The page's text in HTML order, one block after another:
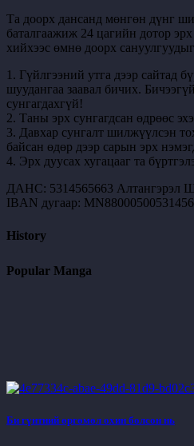
Та доорх дансанд мөнгөн дүнг
баталгаажиж 24 цагийн дотор эрх
хийхээс өмнө доорх
1. Гүйлгээний утга дээр сайтад
шуудангаа заавал бичих.
сунгагдахгүй!
2. Таны эрх сунгагдсан өдрөөс
3. Давхар сунгалт шилжүүлсэн
байсан өдөр дээр сарын эрх
4. Эрх дуусах хугацааг та
ДАНС: 5314565663 Алтангэрэл
IBAN дугаар:
History
Popular Manga
Би гүнтний өргөмөл охин болсон нь